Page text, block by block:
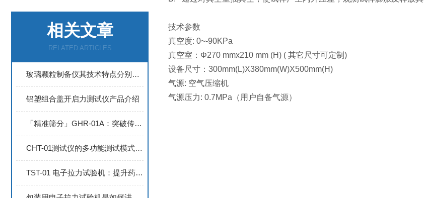
相关文章
RELATED ARTICLES
玻璃颗粒制备仪其技术特点分别如下
铝塑组合盖开启力测试仪产品介绍
「精准筛分」GHR-01A：突破传统玻璃颗粒耐水性测试的效率与精度极限
CHT-01测试仪的多功能测试模式：硬度、弹性、穿透力与压缩强度全面解析
TST-01 电子拉力试验机：提升药用包装检测水平
技术参数
真空度: 0~-90KPa
真空室：Φ270 mmx210 mm (H) ( 其它尺寸可定制)
设备尺寸：300mm(L)X380mm(W)X500mm(H)
气源: 空气压缩机
气源压力: 0.7MPa（用户自备气源）